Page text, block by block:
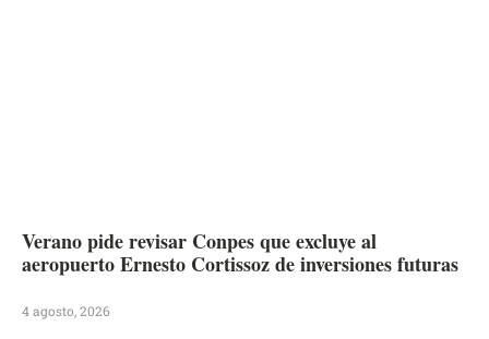
Verano pide revisar Conpes que excluye al
aeropuerto Ernesto Cortissoz de inversiones futuras
4 agosto, 2026